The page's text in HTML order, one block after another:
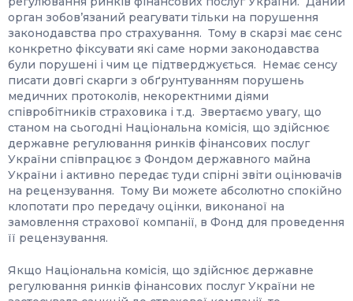
орган зобов’язаний реагувати тільки на порушення
законодавства про страхування. Тому в скарзі має сенс
конкретно фіксувати які саме норми законодавства
були порушені і чим це підтверджується. Немає сенсу
писати довгі скарги з обґрунтуванням порушень
медичних протоколів, некоректними діями
співробітників страховика і т.д. Звертаємо увагу, що
станом на сьогодні Національна комісія, що здійснює
державне регулювання ринків фінансових послуг
України співпрацює з Фондом державного майна
України і активно передає туди спірні звіти оцінювачів
на рецензування. Тому Ви можете абсолютно спокійно
клопотати про передачу оцінки, виконаної на
замовлення страхової компанії, в Фонд для проведення
її рецензування.
Якщо Національна комісія, що здійснює державне
регулювання ринків фінансових послуг України не